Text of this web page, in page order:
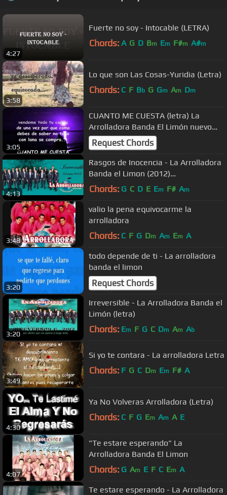
4:27
Fuerte no soy - Intocable (LETRA)
Chords: A G D Bm Em F#m A#m
3:58
Lo que son Las Cosas-Yuridia (Letra)
Chords: C F Bb G Gm Am Dm
3:05
CUANTO ME CUESTA (letra) La
Arrolladora Banda El Limón nuevo
2010
Request Chords
4:13
Rasgos de Inocencia - La Arrolladora
Banda el Limon (2012)
"IRREVERSIBLE"
Chords: G C D E Em F# Am
3:48
valio la pena equivocarme la
arrolladora
Chords: C F G Dm Am Em A
3:20
todo depende de ti - La arrolladora
banda el limon
Request Chords
3:20
Irreversible - La Arrolladora Banda el
Limón (letra)
Chords: Em F G C Dm Am Ab
3:49
Si yo te contara - La arrolladora Letra
Chords: F G C Dm Em F# A
4:30
Ya No Volveras Arrolladora (Letra)
Chords: C F G Em Am A E
4:07
"Te estare esperando" La
Arrolladora Banda El Limon
Chords: G Am E F C Em A
Te estare esperando - La Arrolladora